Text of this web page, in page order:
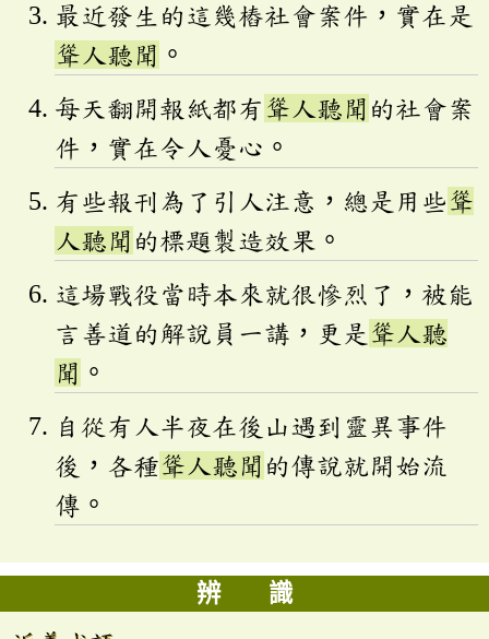
最近發生的這幾樁社會案件，實在是
聳人聽聞 。
每天翻開報紙都有 聳人聽聞 的社會案
件，實在令人憂心。
有些報刊為了引人注意，總是用些聳
人聽聞 的標題製造效果。
這場戰役當時本來就很慘烈了，被能
言善道的解說員一講，更是 聳人聽
聞 。
自從有人半夜在後山遇到靈異事件
後，各種聳人聽聞 的傳說就開始流
傳。
辨 識